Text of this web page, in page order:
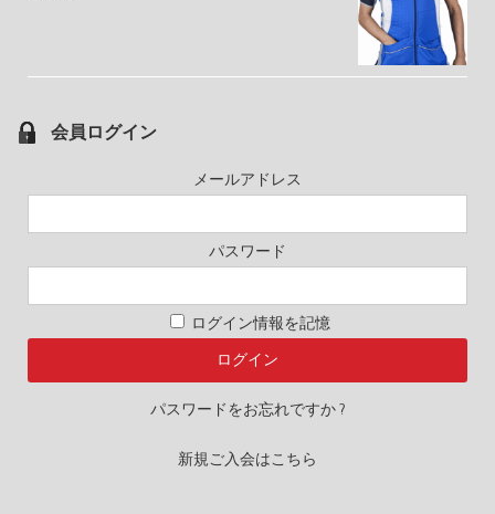
会員ログイン
メールアドレス
パスワード
ログイン情報を記憶
パスワードをお忘れですか ?
新規ご入会はこちら